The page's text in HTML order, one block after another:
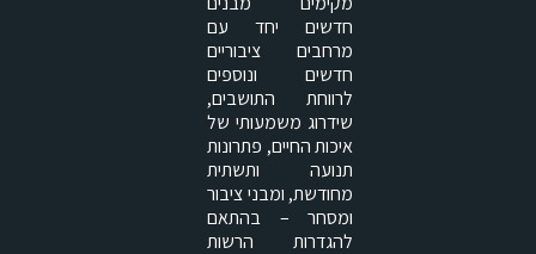
חדשים יחד עם
מרחבים ציבוריים
חדשים ונוספים
לרווחת התושבים,
שידרוג משמעותי של
איכות החיים, פתרונות
תנועה ותשתית
מחודשת, ומבני ציבור
ומסחר – בהתאם
להגדרות הרשות